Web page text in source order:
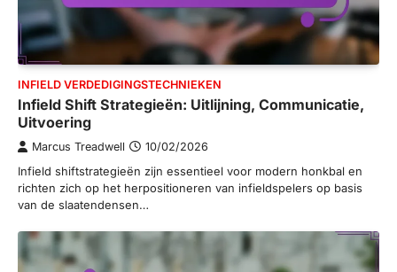
INFIELD VERDEDIGINGSTECHNIEKEN
Infield Shift Strategieën: Uitlijning, Communicatie,
Uitvoering
Marcus Treadwell 10/02/2026
Infield shiftstrategieën zijn essentieel voor modern honkbal en
richten zich op het herpositioneren van infieldspelers op basis
van de slaatendensen…